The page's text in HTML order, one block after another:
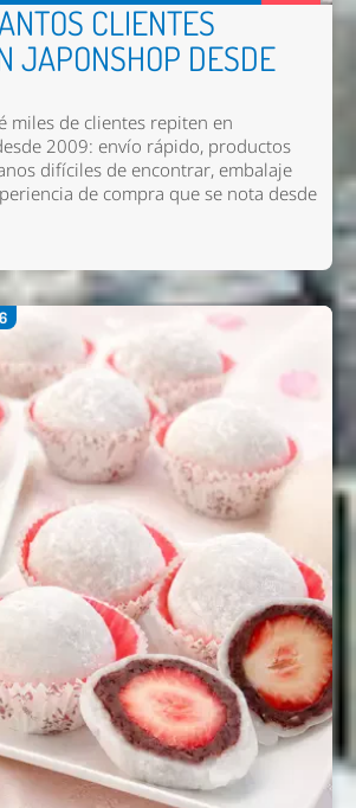
CLIENTES
JAPONSHOP DESDE
miles de clientes repiten en
2009: envío rápido, productos
difíciles de encontrar, embalaje
de compra que se nota desde